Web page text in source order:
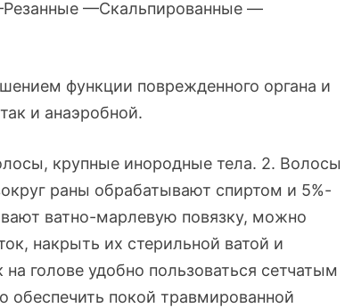
—Скальпированные —
функции поврежденного органа и
и анаэробной.
крупные инородные тела. 2. Волосы
раны обрабатывают спиртом и 5%-
марлевую повязку, можно
накрыть их стерильной ватой и
голове удобно пользоваться сетчатым
покой травмированной